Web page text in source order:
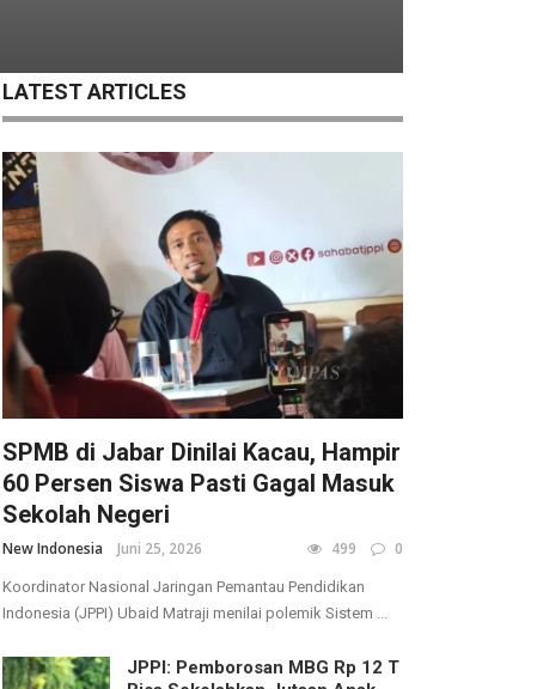
LATEST ARTICLES
SPMB di Jabar Dinilai Kacau, Hampir
60 Persen Siswa Pasti Gagal Masuk
Sekolah Negeri
New Indonesia Juni 25, 2026 499 0
Koordinator Nasional Jaringan Pemantau Pendidikan
Indonesia (JPPI) Ubaid Matraji menilai polemik Sistem ...
JPPI: Pemborosan MBG Rp 12 T